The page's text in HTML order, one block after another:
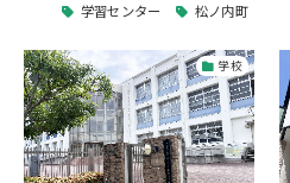
学習センター 松ノ内町
学校